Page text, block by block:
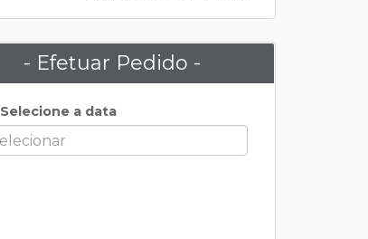
- Efetuar Pedido -
Selecione a data